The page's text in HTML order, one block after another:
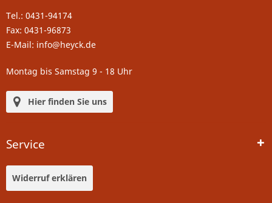
Tel.: 0431-94174
Fax: 0431-96873
E-Mail: info@heyck.de
Montag bis Samstag 9 - 18 Uhr
Hier finden Sie uns
Service
Widerruf erklären